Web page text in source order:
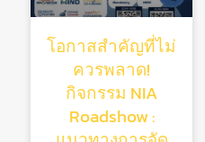
โอกาสสำคัญที่ไม่
ควรพลาด!
กิจกรรม NIA
Roadshow :